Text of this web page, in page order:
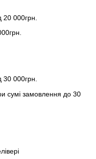
20 000грн.
30 000грн.
сумі замовлення до 30